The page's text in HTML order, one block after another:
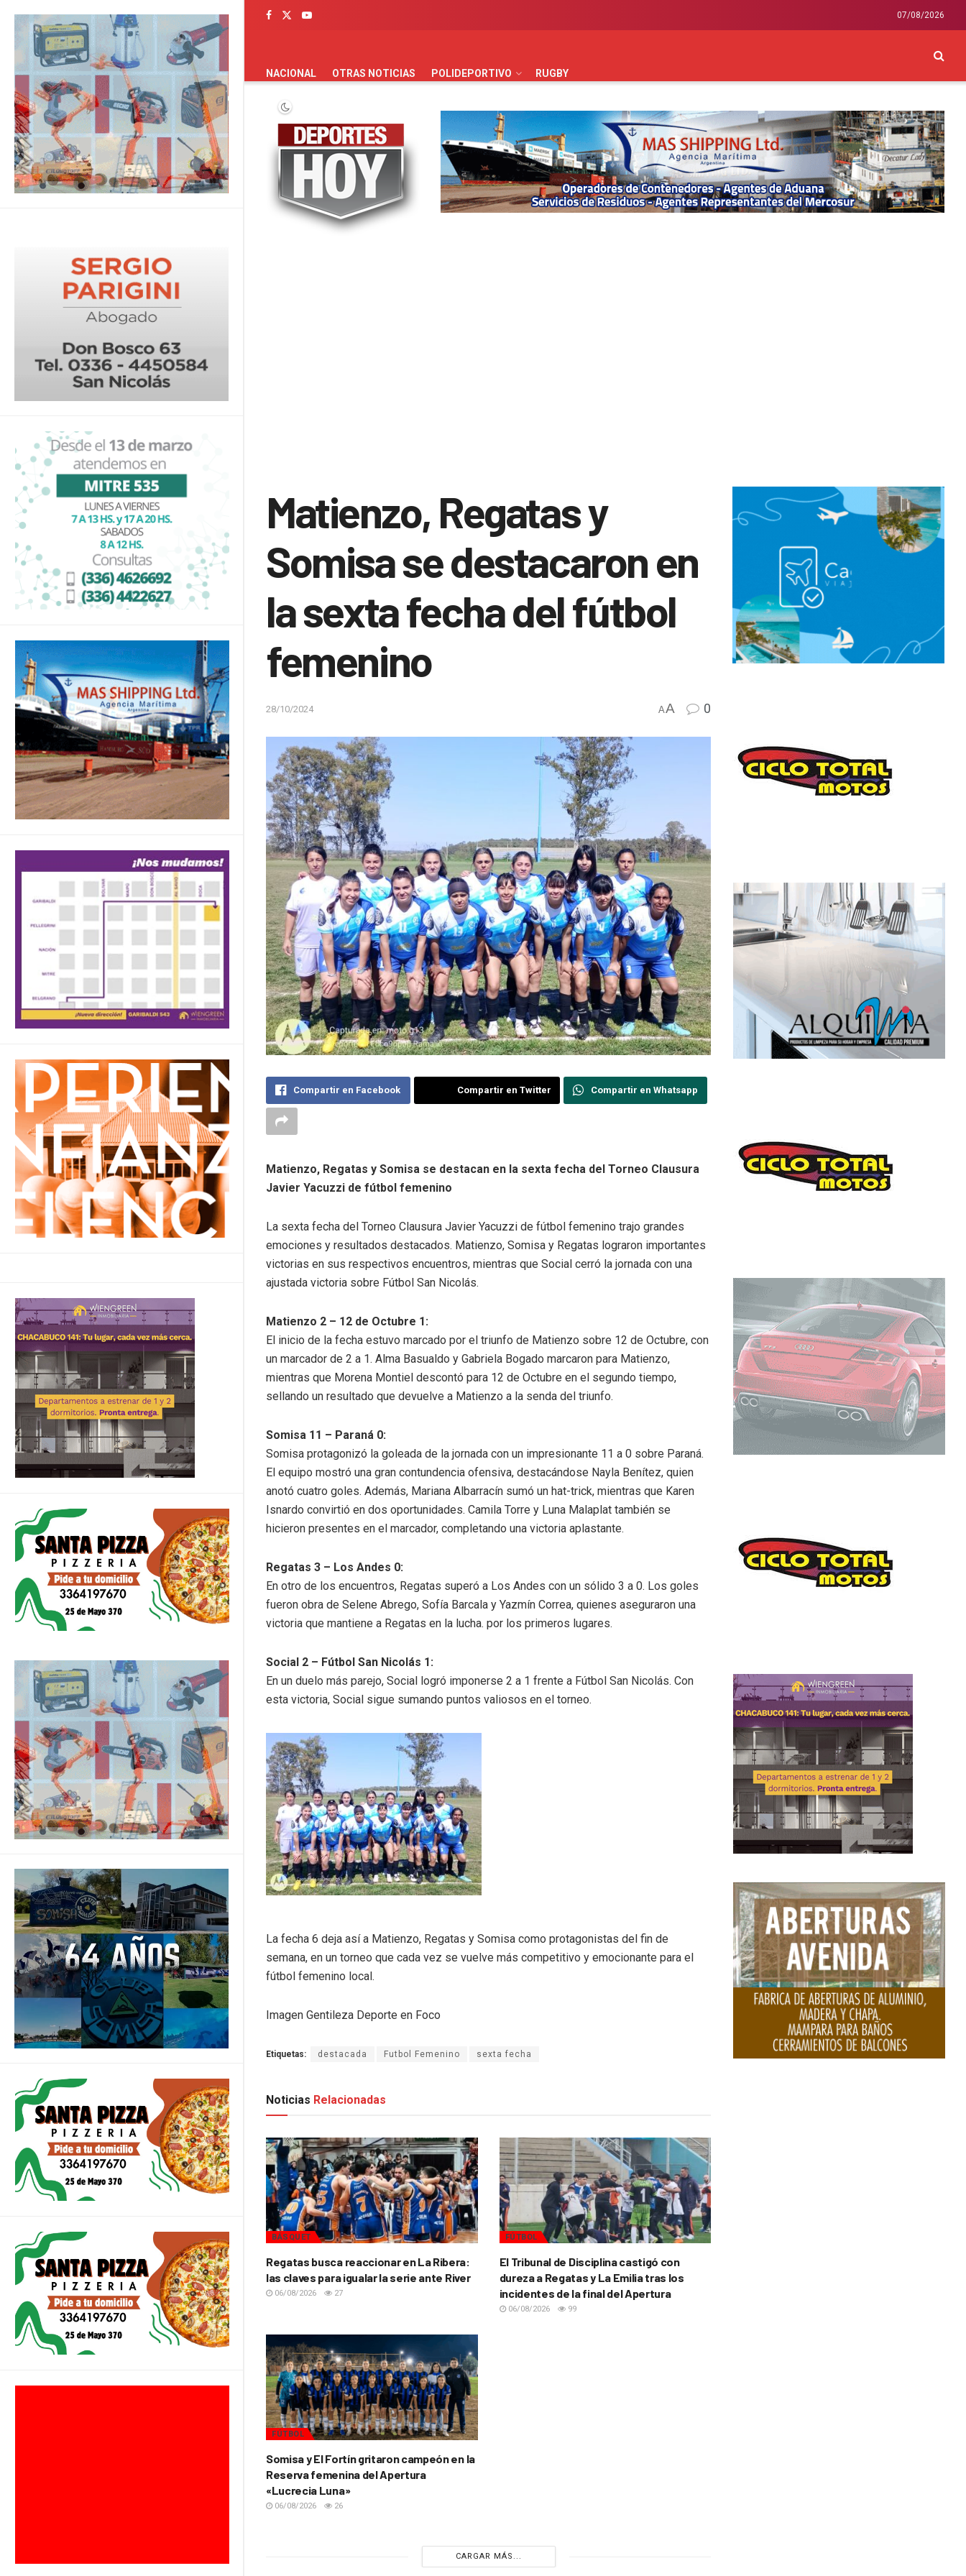
07/08/2026
PORTADA
NACIONAL OTRAS NOTICIAS POLIDEPORTIVO RUGBY
Matienzo, Regatas y
Somisa se destacaron en
la sexta fecha del fútbol
femenino
28/10/2024 AA 0
Compartir en Facebook Compartir en Twitter Compartir en Whatsapp
Matienzo, Regatas y Somisa se destacan en la sexta fecha del Torneo Clausura
Javier Yacuzzi de fútbol femenino
La sexta fecha del Torneo Clausura Javier Yacuzzi de fútbol femenino trajo grandes
emociones y resultados destacados. Matienzo, Somisa y Regatas lograron importantes
victorias en sus respectivos encuentros, mientras que Social cerró la jornada con una
ajustada victoria sobre Fútbol San Nicolás.
Matienzo 2 – 12 de Octubre 1:
El inicio de la fecha estuvo marcado por el triunfo de Matienzo sobre 12 de Octubre, con
un marcador de 2 a 1. Alma Basualdo y Gabriela Bogado marcaron para Matienzo,
mientras que Morena Montiel descontó para 12 de Octubre en el segundo tiempo,
sellando un resultado que devuelve a Matienzo a la senda del triunfo.
Somisa 11 – Paraná 0:
Somisa protagonizó la goleada de la jornada con un impresionante 11 a 0 sobre Paraná.
El equipo mostró una gran contundencia ofensiva, destacándose Nayla Benítez, quien
anotó cuatro goles. Además, Mariana Albarracín sumó un hat-trick, mientras que Karen
Isnardo convirtió en dos oportunidades. Camila Torre y Luna Malaplat también se
hicieron presentes en el marcador, completando una victoria aplastante.
Regatas 3 – Los Andes 0:
En otro de los encuentros, Regatas superó a Los Andes con un sólido 3 a 0. Los goles
fueron obra de Selene Abrego, Sofía Barcala y Yazmín Correa, quienes aseguraron una
victoria que mantiene a Regatas en la lucha. por los primeros lugares.
Social 2 – Fútbol San Nicolás 1:
En un duelo más parejo, Social logró imponerse 2 a 1 frente a Fútbol San Nicolás. Con
esta victoria, Social sigue sumando puntos valiosos en el torneo.
La fecha 6 deja así a Matienzo, Regatas y Somisa como protagonistas del fin de
semana, en un torneo que cada vez se vuelve más competitivo y emocionante para el
fútbol femenino local.
Imagen Gentileza Deporte en Foco
Etiquetas: destacada Futbol Femenino sexta fecha
Noticias Relacionadas
BÁSQUET
Regatas busca reaccionar en La Ribera:
las claves para igualar la serie ante River
06/08/2026 27
FÚTBOL
El Tribunal de Disciplina castigó con
dureza a Regatas y La Emilia tras los
incidentes de la final del Apertura
06/08/2026 99
FÚTBOL
Somisa y El Fortín gritaron campeón en la
Reserva femenina del Apertura
«Lucrecia Luna»
06/08/2026 26
CARGAR MÁS...